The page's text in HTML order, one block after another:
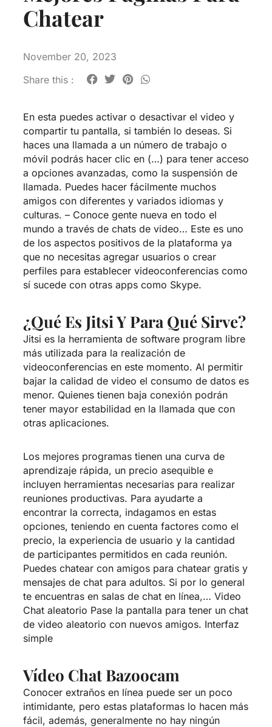
Chatear
November 20, 2023
Share this :
En esta puedes activar o desactivar el video y
compartir tu pantalla, si también lo deseas. Si
haces una llamada a un número de trabajo o
móvil podrás hacer clic en (…) para tener acceso
a opciones avanzadas, como la suspensión de
llamada. Puedes hacer fácilmente muchos
amigos con diferentes y variados idiomas y
culturas. – Conoce gente nueva en todo el
mundo a través de chats de video… Este es uno
de los aspectos positivos de la plataforma ya
que no necesitas agregar usuarios o crear
perfiles para establecer videoconferencias como
sí sucede con otras apps como Skype.
¿Qué Es Jitsi Y Para Qué Sirve?
Jitsi es la herramienta de software program libre
más utilizada para la realización de
videoconferencias en este momento. Al permitir
bajar la calidad de video el consumo de datos es
menor. Quienes tienen baja conexión podrán
tener mayor estabilidad en la llamada que con
otras aplicaciones.
Los mejores programas tienen una curva de
aprendizaje rápida, un precio asequible e
incluyen herramientas necesarias para realizar
reuniones productivas. Para ayudarte a
encontrar la correcta, indagamos en estas
opciones, teniendo en cuenta factores como el
precio, la experiencia de usuario y la cantidad
de participantes permitidos en cada reunión.
Puedes chatear con amigos para chatear gratis y
mensajes de chat para adultos. Si por lo general
te encuentras en salas de chat en línea,… Video
Chat aleatorio Pase la pantalla para tener un chat
de video aleatorio con nuevos amigos. Interfaz
simple
Vídeo Chat Bazoocam
Conocer extraños en línea puede ser un poco
intimidante, pero estas plataformas lo hacen más
fácil, además, generalmente no hay ningún